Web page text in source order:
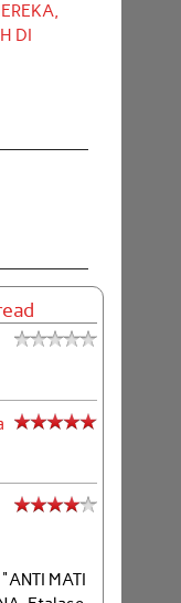
DI
MATI